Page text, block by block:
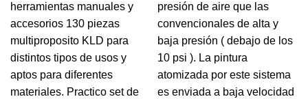
herramientas manuales y
accesorios 130 piezas
multiproposito KLD para
distintos tipos de usos y
aptos para diferentes
materiales. Practico set de
presión de aire que las
convencionales de alta y
baja presión ( debajo de los
10 psi ). La pintura
atomizada por este sistema
es enviada a baja velocidad